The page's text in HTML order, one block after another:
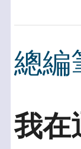
總編
我在